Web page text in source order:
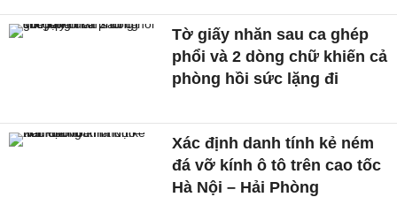
Tờ giấy nhăn sau ca ghép
phổi và 2 dòng chữ khiến cả
phòng hồi sức lặng đi
Xác định danh tính kẻ ném
đá vỡ kính ô tô trên cao tốc
Hà Nội – Hải Phòng